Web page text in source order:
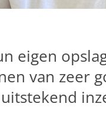
eigen
van zeer